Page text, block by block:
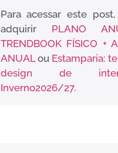
Para acessar este
adquirir PLANO
TRENDBOOK FÍSICO +
ANUALou Estamparia:
design de
Inverno2026/27.